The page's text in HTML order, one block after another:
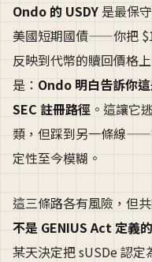
Ondo 的 USDY 是最保
美國短期國債——你把
反映到代幣的贖回價格
是： Ondo 明白告訴你
SEC 註冊路徑 。這讓它
類，但踩到另一條線——
定性至今模糊。
這三條路各有風險，但
不是 GENIUS Act 定義
某天決定把 sUSDe 認